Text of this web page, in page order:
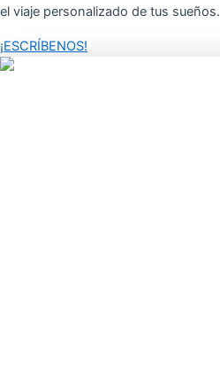
el viaje personalizado de tus sueños.
¡ESCRÍBENOS!